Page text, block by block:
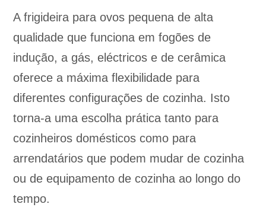
A frigideira para ovos pequena de alta
qualidade que funciona em fogões de
indução, a gás, eléctricos e de cerâmica
oferece a máxima flexibilidade para
diferentes configurações de cozinha. Isto
torna-a uma escolha prática tanto para
cozinheiros domésticos como para
arrendatários que podem mudar de cozinha
ou de equipamento de cozinha ao longo do
tempo.